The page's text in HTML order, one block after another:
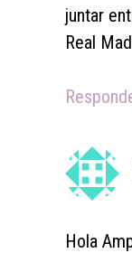
juntar
Real
Hola